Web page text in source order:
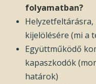
folyamatban?
Helyzetfeltárásra,
kijelölésére (mi a
Együttműködő
kapaszkodók
határok)